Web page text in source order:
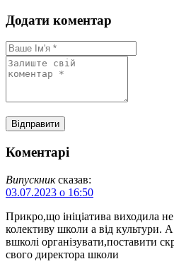
Додати коментар
Коментарі
Випускник сказав:
03.07.2023 о 16:50
Прикро,що ініціатива виходила не
колективу школи а від культури.
вшколі організувати,поставити
свого директора школи